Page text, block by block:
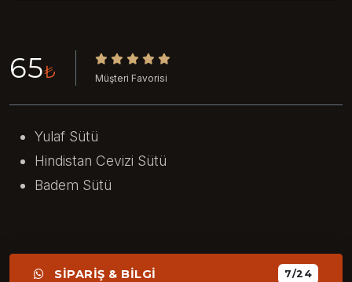
65₺ Müşteri Favorisi
Yulaf Sütü
Hindistan Cevizi Sütü
Badem Sütü
SİPARİŞ & BİLGİ 7/24